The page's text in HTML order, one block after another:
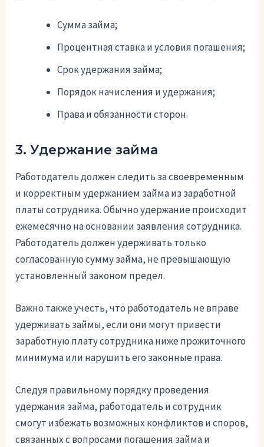
Сумма займа;
Процентная ставка и условия погашения;
Срок удержания займа;
Порядок начисления и удержания;
Права и обязанности сторон.
3. Удержание займа
Работодатель должен следить за своевременным
и корректным удержанием займа из заработной
платы сотрудника. Обычно удержание происходит
ежемесячно на основании заявления сотрудника.
Работодатель должен удерживать только
согласованную сумму займа, не превышающую
установленный законом предел.
Важно также учесть, что работодатель не вправе
удерживать займы, если они могут привести
заработную плату сотрудника ниже прожиточного
минимума или нарушить его законные права.
Следуя правильному порядку проведения
удержания займа, работодатель и сотрудник
смогут избежать возможных конфликтов и споров,
связанных с вопросами погашения займа и